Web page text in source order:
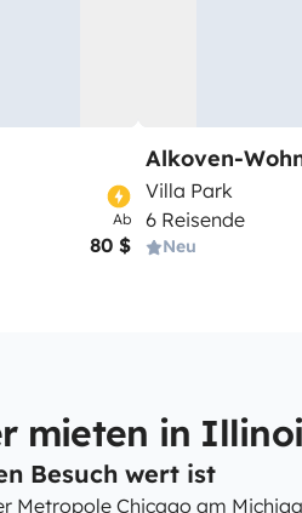
Ab
80 $
Alkoven-
Villa Park
6 Reisende
Neu
mieten in
Besuch wert ist
Metropole Chicago am